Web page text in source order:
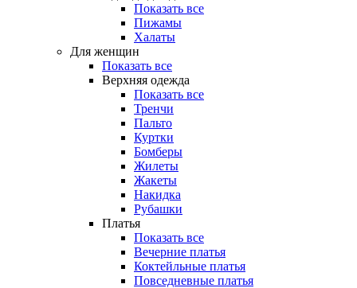
Показать все
Пижамы
Халаты
Для женщин
Показать все
Верхняя одежда
Показать все
Тренчи
Пальто
Куртки
Бомберы
Жилеты
Жакеты
Накидка
Рубашки
Платья
Показать все
Вечерние платья
Коктейльные платья
Повседневные платья